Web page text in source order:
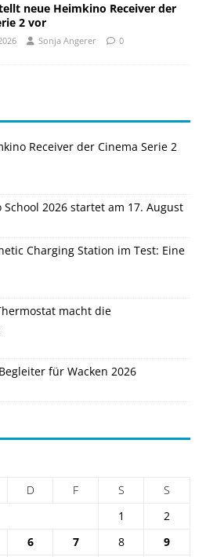
neue Heimkino Receiver der
2 vor
Sonja Angerer 0
Receiver der Cinema Serie 2
2026 startet am 17. August
Charging Station im Test: Eine
macht die
für Wacken 2026
D F S
S
1
2
6 7 8 9